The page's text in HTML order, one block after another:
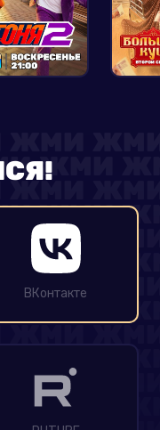
ВКонтакте